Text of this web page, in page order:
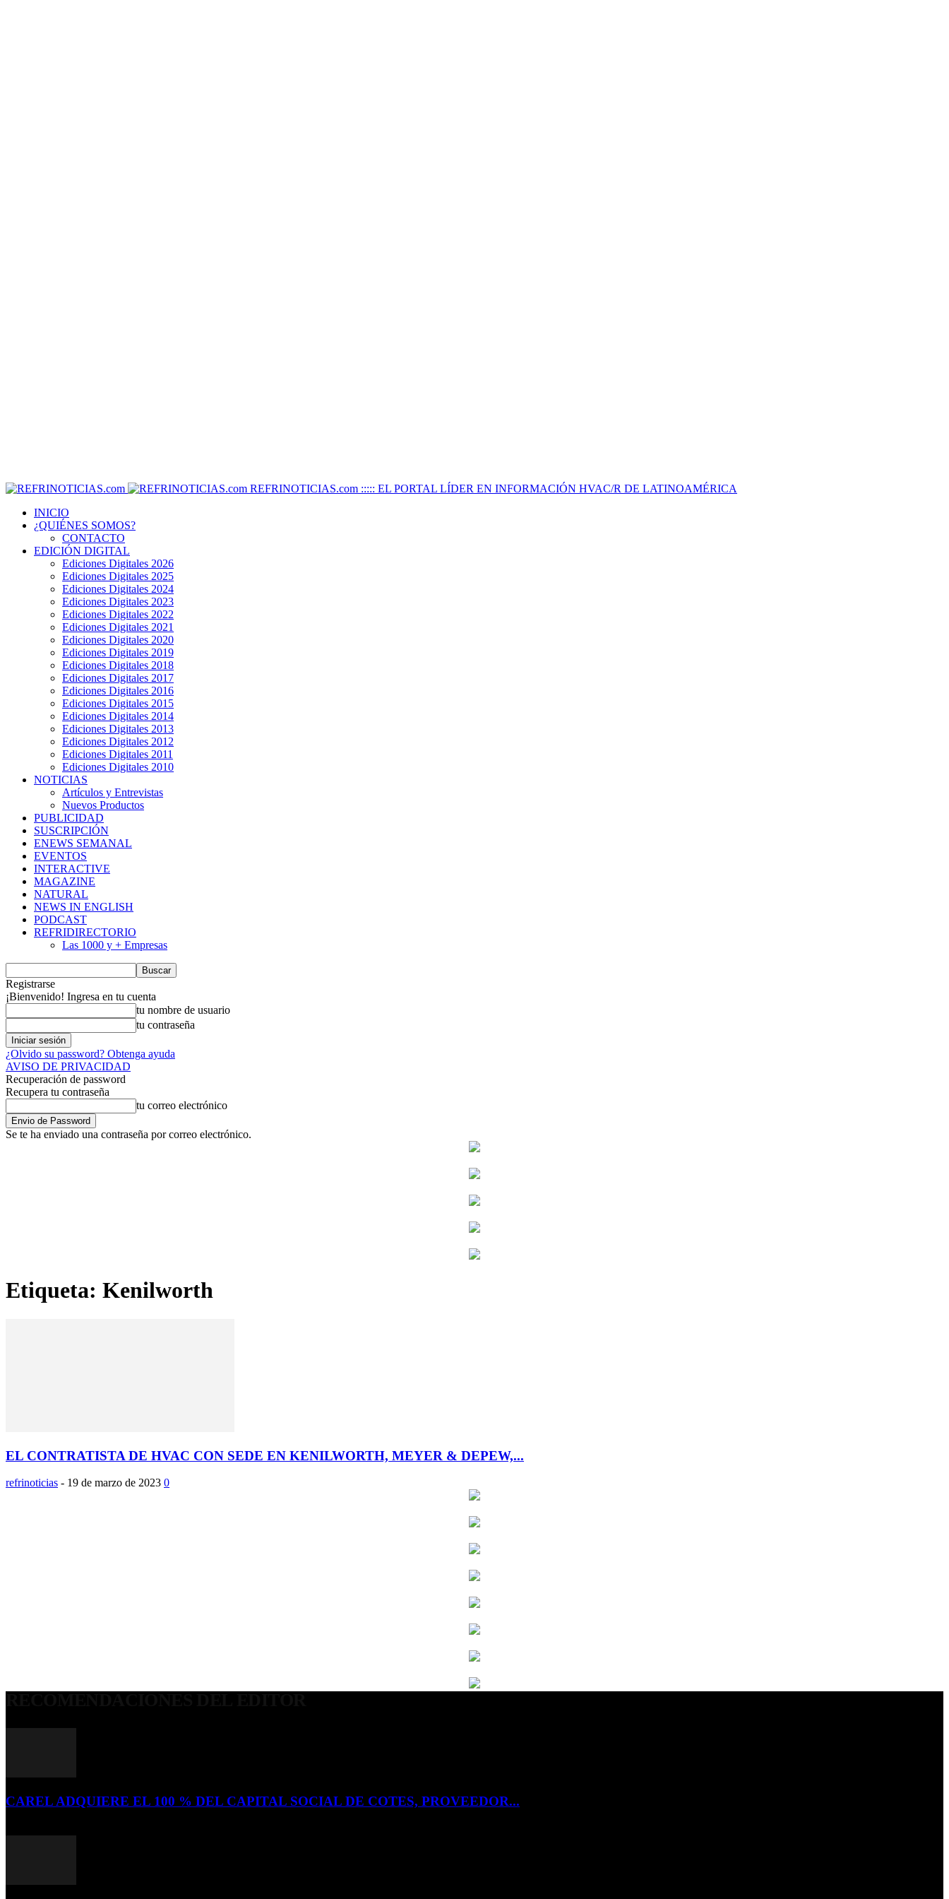
REFRINOTICIAS.com ::::: EL PORTAL LÍDER EN INFORMACIÓN HVAC/R DE LATINOAMÉRICA
INICIO
¿QUIÉNES SOMOS?
CONTACTO
EDICIÓN DIGITAL
Ediciones Digitales 2026
Ediciones Digitales 2025
Ediciones Digitales 2024
Ediciones Digitales 2023
Ediciones Digitales 2022
Ediciones Digitales 2021
Ediciones Digitales 2020
Ediciones Digitales 2019
Ediciones Digitales 2018
Ediciones Digitales 2017
Ediciones Digitales 2016
Ediciones Digitales 2015
Ediciones Digitales 2014
Ediciones Digitales 2013
Ediciones Digitales 2012
Ediciones Digitales 2011
Ediciones Digitales 2010
NOTICIAS
Artículos y Entrevistas
Nuevos Productos
PUBLICIDAD
SUSCRIPCIÓN
ENEWS SEMANAL
EVENTOS
INTERACTIVE
MAGAZINE
NATURAL
NEWS IN ENGLISH
PODCAST
REFRIDIRECTORIO
Las 1000 y + Empresas
Registrarse
¡Bienvenido! Ingresa en tu cuenta
tu nombre de usuario
tu contraseña
¿Olvido su password? Obtenga ayuda
AVISO DE PRIVACIDAD
Recuperación de password
Recupera tu contraseña
tu correo electrónico
Se te ha enviado una contraseña por correo electrónico.
Etiqueta: Kenilworth
EL CONTRATISTA DE HVAC CON SEDE EN KENILWORTH, MEYER & DEPEW,...
refrinoticias - 19 de marzo de 2023 0
CAREL ADQUIERE EL 100 % DEL CAPITAL SOCIAL DE COTES, PROVEEDOR...